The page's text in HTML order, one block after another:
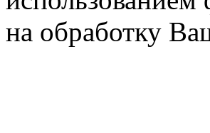
на обработку